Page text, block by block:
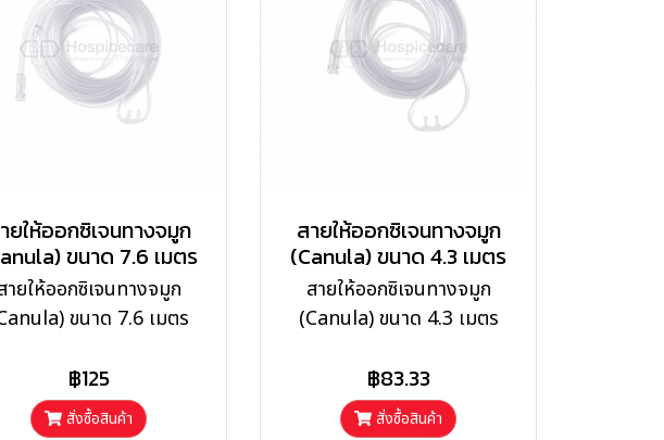
ยให้ออกซิเจนทางจมูก
ขนาด 7.6 เมตร
ายให้ออกซิเจนทางจมูก
ขนาด 7.6 เมตร
฿125
สั่งซื้อสินค้า
สายให้ออกซิเจนทางจมูก
(Canula) ขนาด 4.3 เมตร
สายให้ออกซิเจนทางจมูก
(Canula) ขนาด 4.3 เมตร
฿83.33
สั่งซื้อสินค้า